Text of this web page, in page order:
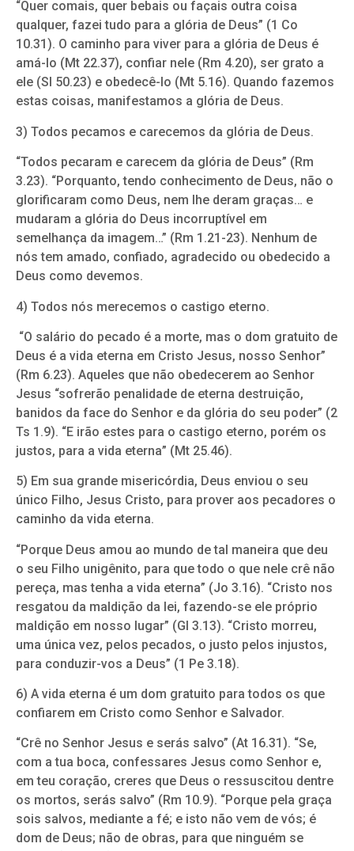
“Quer comais, quer bebais ou façais outra coisa
qualquer, fazei tudo para a glória de Deus” (1 Co
10.31). O caminho para viver para a glória de Deus é
amá-lo (Mt 22.37), confiar nele (Rm 4.20), ser grato a
ele (Sl 50.23) e obedecê-lo (Mt 5.16). Quando fazemos
estas coisas, manifestamos a glória de Deus.
3) Todos pecamos e carecemos da glória de Deus.
“Todos pecaram e carecem da glória de Deus” (Rm
3.23). “Porquanto, tendo conhecimento de Deus, não o
glorificaram como Deus, nem lhe deram graças… e
mudaram a glória do Deus incorruptível em
semelhança da imagem…” (Rm 1.21-23). Nenhum de
nós tem amado, confiado, agradecido ou obedecido a
Deus como devemos.
4) Todos nós merecemos o castigo eterno.
“O salário do pecado é a morte, mas o dom gratuito de
Deus é a vida eterna em Cristo Jesus, nosso Senhor”
(Rm 6.23). Aqueles que não obedecerem ao Senhor
Jesus “sofrerão penalidade de eterna destruição,
banidos da face do Senhor e da glória do seu poder” (2
Ts 1.9). “E irão estes para o castigo eterno, porém os
justos, para a vida eterna” (Mt 25.46).
5) Em sua grande misericórdia, Deus enviou o seu
único Filho, Jesus Cristo, para prover aos pecadores o
caminho da vida eterna.
“Porque Deus amou ao mundo de tal maneira que deu
o seu Filho unigênito, para que todo o que nele crê não
pereça, mas tenha a vida eterna” (Jo 3.16). “Cristo nos
resgatou da maldição da lei, fazendo-se ele próprio
maldição em nosso lugar” (Gl 3.13). “Cristo morreu,
uma única vez, pelos pecados, o justo pelos injustos,
para conduzir-vos a Deus” (1 Pe 3.18).
6) A vida eterna é um dom gratuito para todos os que
confiarem em Cristo como Senhor e Salvador.
“Crê no Senhor Jesus e serás salvo” (At 16.31). “Se,
com a tua boca, confessares Jesus como Senhor e,
em teu coração, creres que Deus o ressuscitou dentre
os mortos, serás salvo” (Rm 10.9). “Porque pela graça
sois salvos, mediante a fé; e isto não vem de vós; é
dom de Deus; não de obras, para que ninguém se